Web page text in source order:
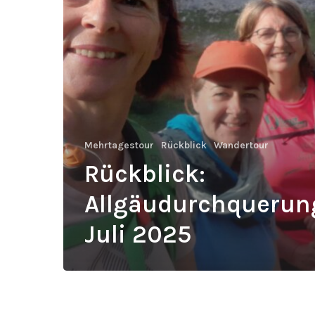
Mehrtagestour Rückblick Wandertour
Rückblick:
Juli 2025